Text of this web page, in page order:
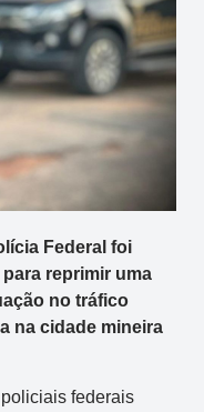
Federal foi
reprimir uma
no tráfico
na cidade mineira
federais